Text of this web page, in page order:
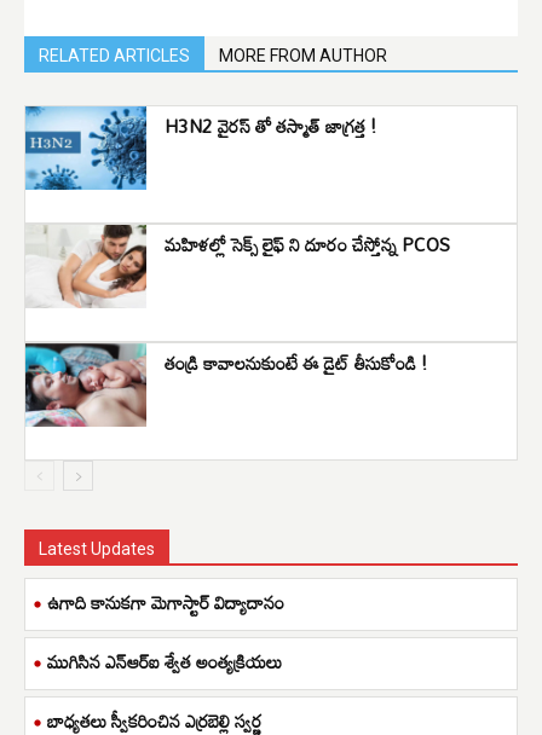
RELATED ARTICLES MORE FROM AUTHOR
H3N2 వైరస్ తో తస్మాత్ జాగ్రత్త !
మహిళల్లో సెక్స్ లైఫ్ ని దూరం చేస్తోన్న PCOS
తండ్రి కావాలనుకుంటే ఈ డైట్ తీసుకోండి !
Latest Updates
ఉగాది కానుకగా మెగాస్టార్ విద్యాదానం
ముగిసిన ఎన్ఆర్ఐ శ్వేత అంత్యక్రియలు
బాధ్యతలు స్వీకరించిన ఎర్రబెల్లి స్వర్ణ